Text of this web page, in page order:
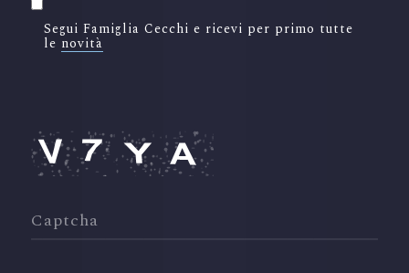
Segui Famiglia Cecchi e ricevi per primo tutte
le novità
Captcha